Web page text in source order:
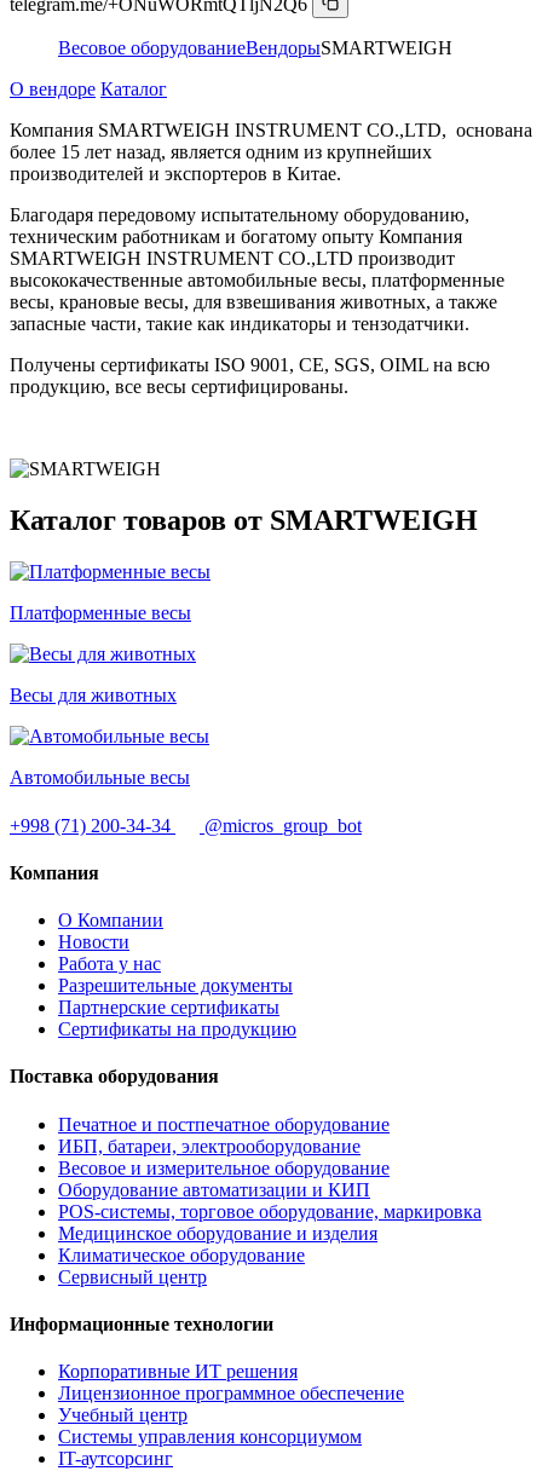
Весовое оборудованиеВендорыSMARTWEIGH
О вендоре Каталог
Компания SMARTWEIGH INSTRUMENT CO.,LTD, основана
более 15 лет назад, является одним из крупнейших
производителей и экспортеров в Китае.
Благодаря передовому испытательному оборудованию,
техническим работникам и богатому опыту Компания
SMARTWEIGH INSTRUMENT CO.,LTD производит
высококачественные автомобильные весы, платформенные
весы, крановые весы, для взвешивания животных, а также
запасные части, такие как индикаторы и тензодатчики.
Получены сертификаты ISO 9001, CE, SGS, OIML на всю
продукцию, все весы сертифицированы.
Каталог товаров от SMARTWEIGH
Платформенные весы
Весы для животных
Автомобильные весы
+998 (71) 200-34-34 @micros_group_bot
Компания
О Компании
Новости
Работа у нас
Разрешительные документы
Партнерские сертификаты
Сертификаты на продукцию
Поставка оборудования
Печатное и постпечатное оборудование
ИБП, батареи, электрооборудование
Весовое и измерительное оборудование
Оборудование автоматизации и КИП
POS-системы, торговое оборудование, маркировка
Медицинское оборудование и изделия
Климатическое оборудование
Сервисный центр
Информационные технологии
Корпоративные ИТ решения
Лицензионное программное обеспечение
Учебный центр
Системы управления консорциумом
IT-аутсорсинг